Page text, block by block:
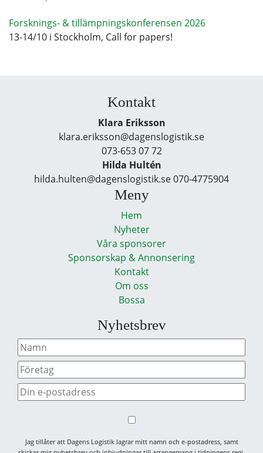
Forsknings- & tillämpningskonferensen 2026
13-14/10 i Stockholm, Call for papers!
Kontakt
Klara Eriksson
klara.eriksson@dagenslogistik.se
073-653 07 72
Hilda Hultén
hilda.hulten@dagenslogistik.se 070-4775904
Meny
Hem
Nyheter
Våra sponsorer
Sponsorskap & Annonsering
Kontakt
Om oss
Bossa
Nyhetsbrev
Jag tillåter att Dagens Logistik lagrar mitt namn och e-postadress, samt